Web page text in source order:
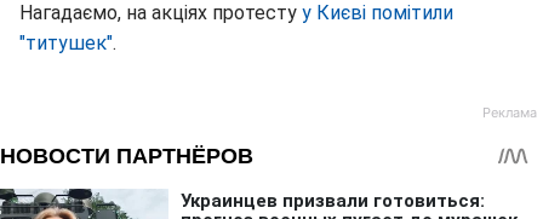
Нагадаємо, на акціях протесту у Києві помітили
"титушек".